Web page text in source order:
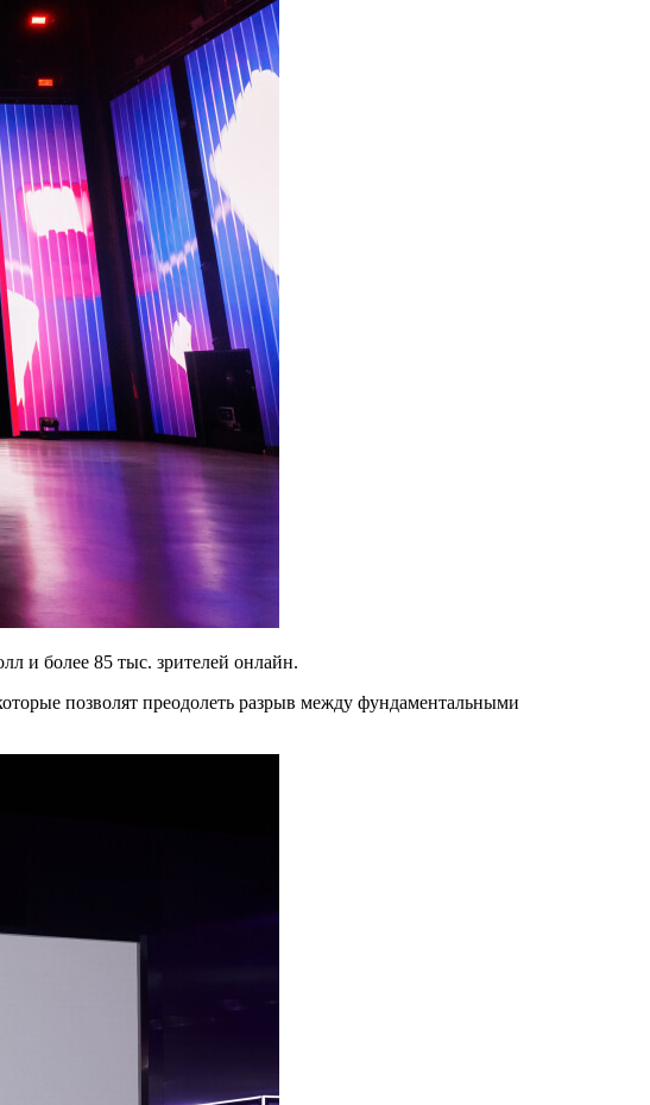
и более 85 тыс. зрителей онлайн.
позволят преодолеть разрыв между фундаментальными